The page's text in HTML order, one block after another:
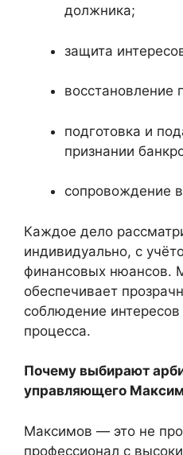
должника;
защита
восстановление
подготовка и
признании
сопровождение
Каждое дело
индивидуально, с
финансовых нюансов.
обеспечивает
соблюдение интересов
процесса.
Почему выбирают
управляющего
Максимов — это не
профессионал с